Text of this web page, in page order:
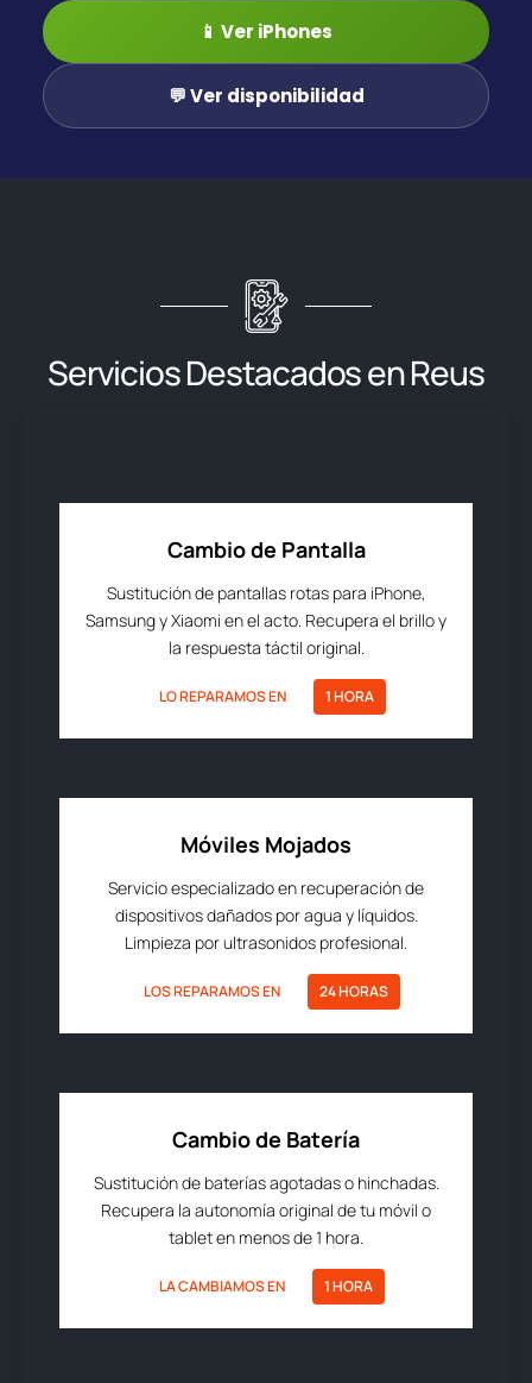
📱 Ver iPhones
💬 Ver disponibilidad
Servicios Destacados en Reus
Cambio de Pantalla
Sustitución de pantallas rotas para iPhone,
Samsung y Xiaomi en el acto. Recupera el brillo y
la respuesta táctil original.
LO REPARAMOS EN 1 HORA
Móviles Mojados
Servicio especializado en recuperación de
dispositivos dañados por agua y líquidos.
Limpieza por ultrasonidos profesional.
LOS REPARAMOS EN 24 HORAS
Cambio de Batería
Sustitución de baterías agotadas o hinchadas.
Recupera la autonomía original de tu móvil o
tablet en menos de 1 hora.
LA CAMBIAMOS EN 1 HORA